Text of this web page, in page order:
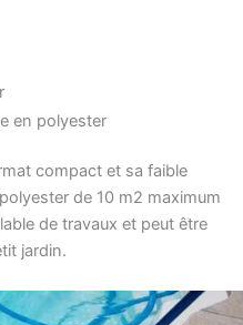
en polyester
compact et sa faible
de 10 m2 maximum
de travaux et peut être
jardin.